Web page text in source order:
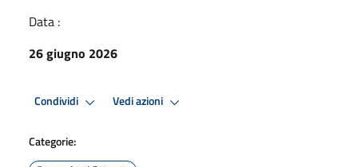
Data :
26 giugno 2026
Condividi Vedi azioni
Categorie: